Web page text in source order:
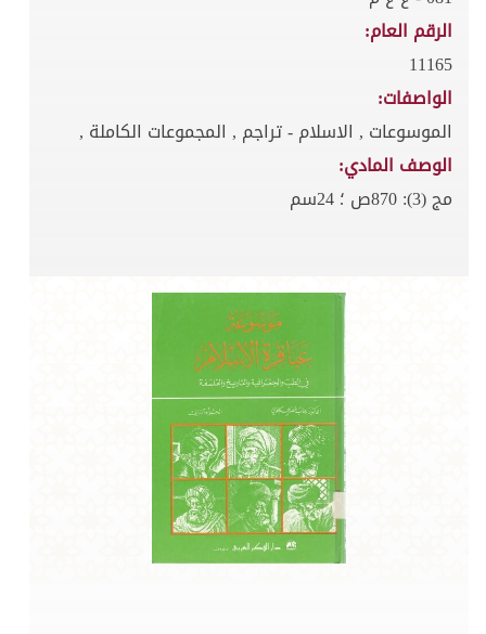
الرقم العام:
11165
الواصفات:
الموسوعات , الاسلام - تراجم , المجموعات الكاملة ,
الوصف المادي:
مج (3): 870ص ؛ 24سم